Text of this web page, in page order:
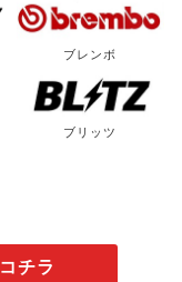
ブレンボ
ブリッツ
チラ